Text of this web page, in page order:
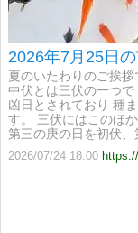
2026年7月25日
夏のいたわりのご挨
中伏とは三伏の一つ
凶日とされており 種
す。 三伏にはこのほ
第三の庚の日を初伏
2026/07/24 18:00